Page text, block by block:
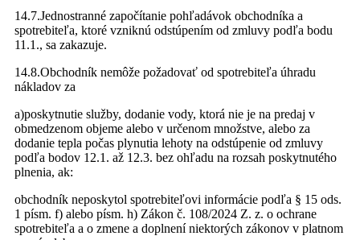
14.7.Jednostranné započítanie pohľadávok obchodníka a
spotrebiteľa, ktoré vzniknú odstúpením od zmluvy podľa bodu
11.1., sa zakazuje.
14.8.Obchodník nemôže požadovať od spotrebiteľa úhradu
nákladov za
a)poskytnutie služby, dodanie vody, ktorá nie je na predaj v
obmedzenom objeme alebo v určenom množstve, alebo za
dodanie tepla počas plynutia lehoty na odstúpenie od zmluvy
podľa bodov 12.1. až 12.3. bez ohľadu na rozsah poskytnutého
plnenia, ak:
obchodník neposkytol spotrebiteľovi informácie podľa § 15 ods.
1 písm. f) alebo písm. h) Zákon č. 108/2024 Z. z. o ochrane
spotrebiteľa a o zmene a doplnení niektorých zákonov v platnom